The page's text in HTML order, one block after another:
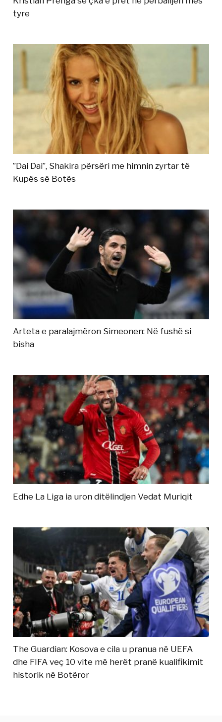
tyre
”Dai Dai”, Shakira përsëri me himnin zyrtar të
Kupës së Botës
Arteta e paralajmëron Simeonen: Në fushë si
bisha
Edhe La Liga ia uron ditëlindjen Vedat Muriqit
The Guardian: Kosova e cila u pranua në UEFA
dhe FIFA veç 10 vite më herët pranë kualifikimit
historik në Botëror